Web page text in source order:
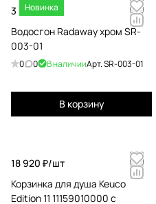
Новинка
3 626 ₽/шт
Водосгон Radaway хром SR-
003-01
0 0 В наличииАрт.SR-003-01
В корзину
18 920 ₽/шт
Корзинка для душа Keuco
Edition 11 11159010000 с